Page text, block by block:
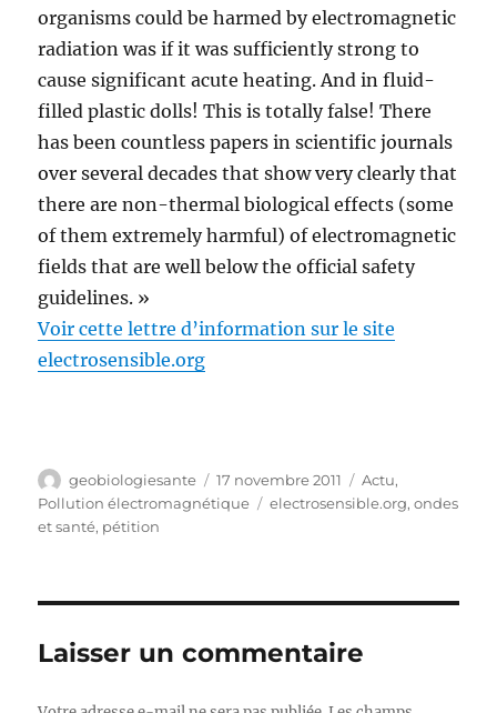
organisms could be harmed by electromagnetic
radiation was if it was sufficiently strong to
cause significant acute heating. And in fluid-
filled plastic dolls! This is totally false! There
has been countless papers in scientific journals
over several decades that show very clearly that
there are non-thermal biological effects (some
of them extremely harmful) of electromagnetic
fields that are well below the official safety
guidelines. »
Voir cette lettre d’information sur le site
electrosensible.org
Auteur
geobiologiesante
Publié
le
17 novembre 2011 Catégories
Actu,
Pollution électromagnétique
Étiquettes
electrosensible.org,ondes
et santé, pétition
Laisser un commentaire